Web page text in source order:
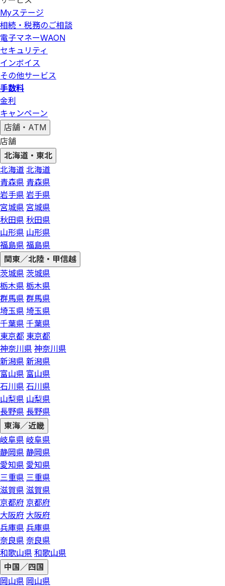
Myステージ
相続・税務のご相談
電子マネーWAON
セキュリティ
インボイス
その他サービス
手数料
金利
キャンペーン
店舗・ATM
店舗
北海道・東北
北海道 北海道
青森県 青森県
岩手県 岩手県
宮城県 宮城県
秋田県 秋田県
山形県 山形県
福島県 福島県
関東／北陸・甲信越
茨城県 茨城県
栃木県 栃木県
群馬県 群馬県
埼玉県 埼玉県
千葉県 千葉県
東京都 東京都
神奈川県 神奈川県
新潟県 新潟県
富山県 富山県
石川県 石川県
山梨県 山梨県
長野県 長野県
東海／近畿
岐阜県 岐阜県
静岡県 静岡県
愛知県 愛知県
三重県 三重県
滋賀県 滋賀県
京都府 京都府
大阪府 大阪府
兵庫県 兵庫県
奈良県 奈良県
和歌山県 和歌山県
中国／四国
岡山県 岡山県